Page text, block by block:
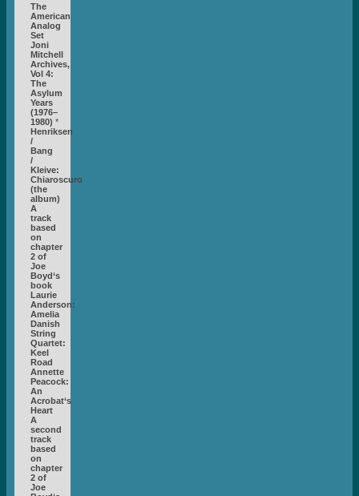
The
American
Analog
Set
Joni
Mitchell
Archives,
Vol 4:
The
Asylum
Years
(1976–
1980) *
Henriksen
/
Bang
/
Kleive:
Chiaroscuro
(the
album)
A
track
based
on
chapter
2 of
Joe
Boyd‘s
book
Laurie
Anderson:
Amelia
Danish
String
Quartet:
Keel
Road
Annette
Peacock:
An
Acrobat‘s
Heart
A
second
track
based
on
chapter
2 of
Joe